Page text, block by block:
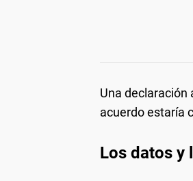
Una declaración
acuerdo estaría
Los datos y